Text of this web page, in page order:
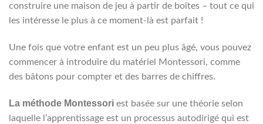
construire une maison de jeu à partir de boîtes – tout ce qui
les intéresse le plus à ce moment-là est parfait !
Une fois que votre enfant est un peu plus âgé, vous pouvez
commencer à introduire du matériel Montessori, comme
des bâtons pour compter et des barres de chiffres.
La méthode Montessori est basée sur une théorie selon
laquelle l’apprentissage est un processus autodirigé qui est